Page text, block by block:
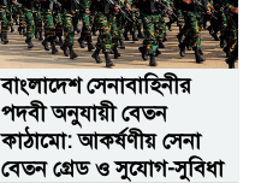
বাংলাদেশ সেনাবাহিনীর
পদবী অনুযায়ী বেতন
কাঠামো: আকর্ষণীয় সেনা
বেতন গ্রেড ও সুযোগ-সুবিধা